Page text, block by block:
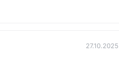
27.10.2025